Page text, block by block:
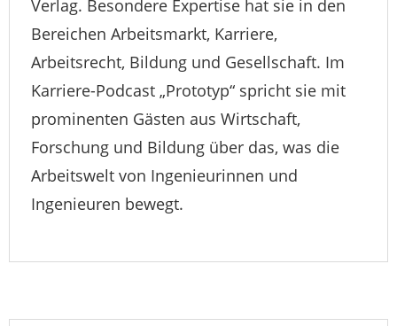
Verlag. Besondere Expertise hat sie in den
Bereichen Arbeitsmarkt, Karriere,
Arbeitsrecht, Bildung und Gesellschaft. Im
Karriere-Podcast „Prototyp“ spricht sie mit
prominenten Gästen aus Wirtschaft,
Forschung und Bildung über das, was die
Arbeitswelt von Ingenieurinnen und
Ingenieuren bewegt.